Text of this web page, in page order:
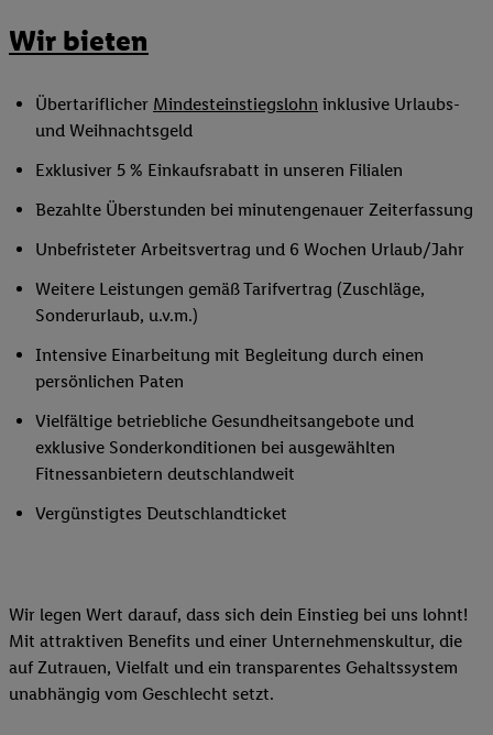
Wir bieten
Übertariflicher Mindesteinstiegslohn inklusive Urlaubs-
und Weihnachtsgeld
Exklusiver 5 % Einkaufsrabatt in unseren Filialen
Bezahlte Überstunden bei minutengenauer Zeiterfassung
Unbefristeter Arbeitsvertrag und 6 Wochen Urlaub/Jahr
Weitere Leistungen gemäß Tarifvertrag (Zuschläge,
Sonderurlaub, u.v.m.)
Intensive Einarbeitung mit Begleitung durch einen
persönlichen Paten
Vielfältige betriebliche Gesundheitsangebote und
exklusive Sonderkonditionen bei ausgewählten
Fitnessanbietern deutschlandweit
Vergünstigtes Deutschlandticket
Wir legen Wert darauf, dass sich dein Einstieg bei uns lohnt!
Mit attraktiven Benefits und einer Unternehmenskultur, die
auf Zutrauen, Vielfalt und ein transparentes Gehaltssystem
unabhängig vom Geschlecht setzt.